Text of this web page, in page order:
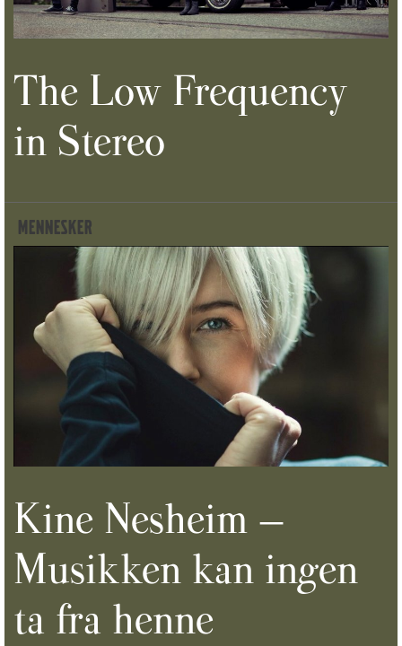
The Low Frequency
in Stereo
MENNESKER
Kine Nesheim –
Musikken kan ingen
ta fra henne